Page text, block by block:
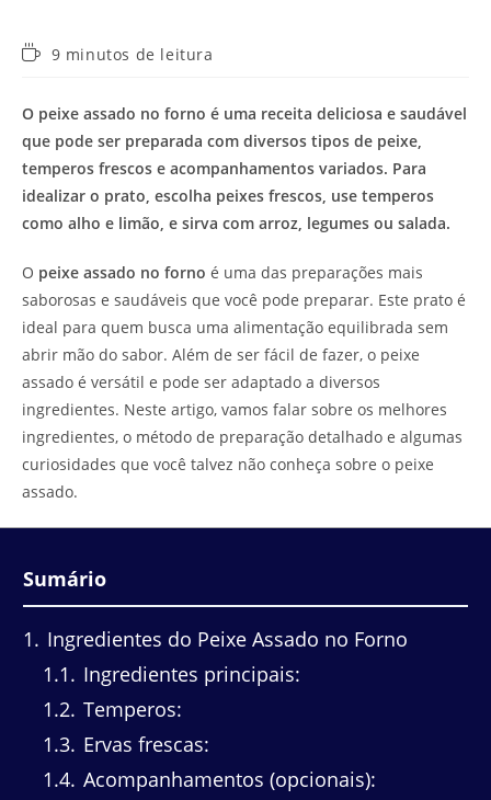
Tempo9 minutos de leitura
O peixe assado no forno é uma receita deliciosa e saudável
que pode ser preparada com diversos tipos de peixe,
temperos frescos e acompanhamentos variados. Para
idealizar o prato, escolha peixes frescos, use temperos
como alho e limão, e sirva com arroz, legumes ou salada.
O peixe assado no forno é uma das preparações mais
saborosas e saudáveis que você pode preparar. Este prato é
ideal para quem busca uma alimentação equilibrada sem
abrir mão do sabor. Além de ser fácil de fazer, o peixe
assado é versátil e pode ser adaptado a diversos
ingredientes. Neste artigo, vamos falar sobre os melhores
ingredientes, o método de preparação detalhado e algumas
curiosidades que você talvez não conheça sobre o peixe
assado.
Sumário
1
Ingredientes do Peixe Assado no Forno
1.1
Ingredientes principais:
1.2 Temperos:
1.3 Ervas frescas:
1.4 Acompanhamentos (opcionais):